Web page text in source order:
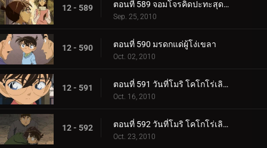
12 - 589 ตอนที่ 589 จอมโจรคิดปะทะสุดยอดตู้เซฟ (ตอน 2)
Sep. 25, 2010
12 - 590 ตอนที่ 590 มรดกแด่ผู้โง่เขลา
Oct. 02, 2010
12 - 591 ตอนที่ 591 วันที่โมริ โคโกโร่เลิกเป็นนักสืบ (ตอน 1)
Oct. 16, 2010
12 - 592 ตอนที่ 592 วันที่โมริ โคโกโร่เลิกเป็นนักสืบ (ตอน 2)
Oct. 23, 2010